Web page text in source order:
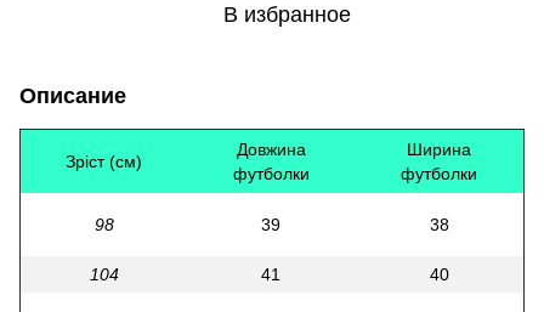
В избранное
Описание
Зріст (см)
Довжина
футболки
Ширина
футболки
98 39 38
104 41 40